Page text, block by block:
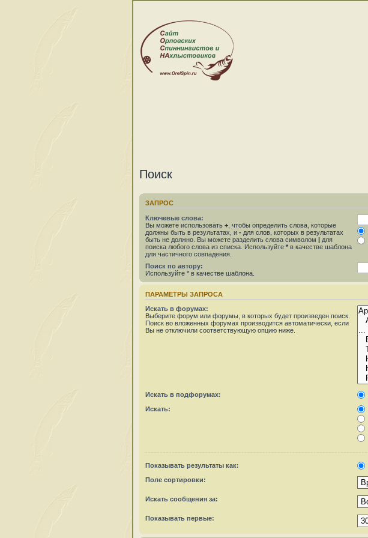
Поиск
ЗАПРОС
Ключевые слова:
Вы можете использовать + , чтобы определить слова, которые
должны быть в результатах, и - для слов, которых в результатах
быть не должно. Вы можете разделить слова символом | для
поиска любого слова из списка. Используйте * в качестве шаблона
для частичного совпадения.
Поиск по автору:
Используйте * в качестве шаблона.
ПАРАМЕТРЫ ЗАПРОСА
Искать в форумах:
Выберите форум или форумы, в которых будет произведен поиск.
Поиск во вложенных форумах производится автоматически, если
Вы не отключили соответствующую опцию ниже.
Искать в подфорумах:
Искать:
Показывать результаты как:
Поле сортировки:
Искать сообщения за:
Показывать первые: